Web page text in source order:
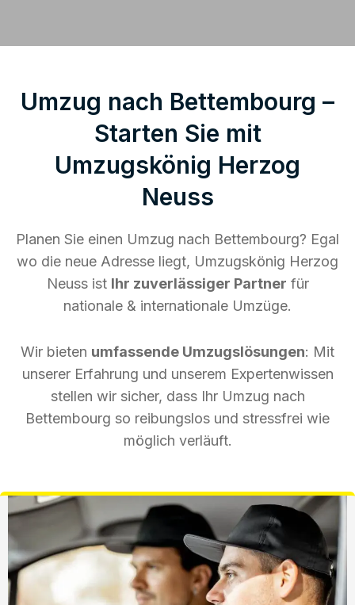
Umzug nach Bettembourg –
Starten Sie mit
Umzugskönig Herzog
Neuss
Planen Sie einen Umzug nach Bettembourg? Egal
wo die neue Adresse liegt, Umzugskönig Herzog
Neuss ist Ihr zuverlässiger Partner für
nationale & internationale Umzüge.
Wir bieten umfassende Umzugslösungen: Mit
unserer Erfahrung und unserem Expertenwissen
stellen wir sicher, dass Ihr Umzug nach
Bettembourg so reibungslos und stressfrei wie
möglich verläuft.